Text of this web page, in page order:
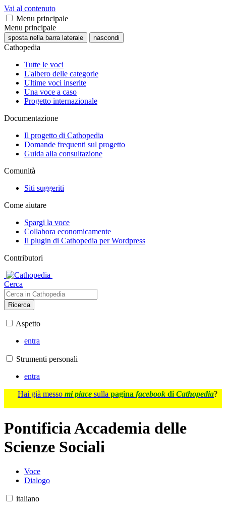
Vai al contenuto
Menu principale
Menu principale
sposta nella barra laterale nascondi
Cathopedia
Tutte le voci
L'albero delle categorie
Ultime voci inserite
Una voce a caso
Progetto internazionale
Documentazione
Il progetto di Cathopedia
Domande frequenti sul progetto
Guida alla consultazione
Comunità
Siti suggeriti
Come aiutare
Spargi la voce
Collabora economicamente
Il plugin di Cathopedia per Wordpress
Contributori
Cerca
Ricerca
Aspetto
entra
Strumenti personali
entra
Hai già messo mi piace sulla pagina facebook di Cathopedia?
Pontificia Accademia delle
Scienze Sociali
Voce
Dialogo
italiano